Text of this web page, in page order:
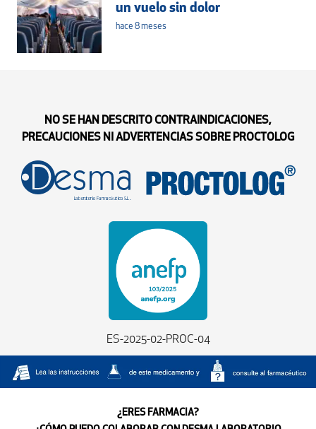
un vuelo sin dolor
hace 8 meses
NO SE HAN DESCRITO CONTRAINDICACIONES,
PRECAUCIONES NI ADVERTENCIAS SOBRE PROCTOLOG
ES-2025-02-PROC-04
¿ERES FARMACIA?